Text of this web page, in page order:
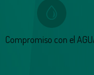
Compromiso con el